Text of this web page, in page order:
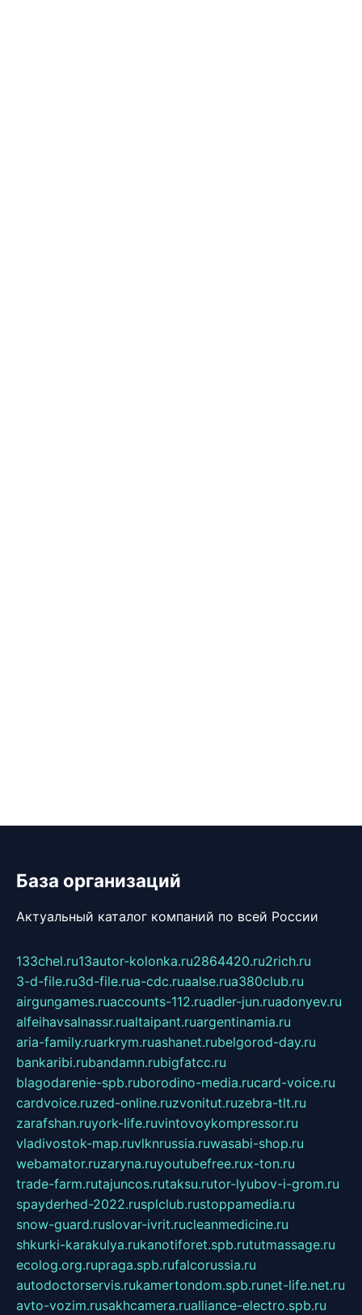
База организаций
Актуальный каталог компаний по всей России
133chel.ru13autor-kolonka.ru2864420.ru2rich.ru
3-d-file.ru3d-file.rua-cdc.ruaalse.rua380club.ru
airgungames.ruaccounts-112.ruadler-jun.ruadonyev.ru
alfeihavsalnassr.rualtaipant.ruargentinamia.ru
aria-family.ruarkrym.ruashanet.rubelgorod-day.ru
bankaribi.rubandamn.rubigfatcc.ru
blagodarenie-spb.ruborodino-media.rucard-voice.ru
cardvoice.ruzed-online.ruzvonitut.ruzebra-tlt.ru
zarafshan.ruyork-life.ruvintovoykompressor.ru
vladivostok-map.ruvlknrussia.ruwasabi-shop.ru
webamator.ruzaryna.ruyoutubefree.rux-ton.ru
trade-farm.rutajuncos.rutaksu.rutor-lyubov-i-grom.ru
spayderhed-2022.rusplclub.rustoppamedia.ru
snow-guard.ruslovar-ivrit.rucleanmedicine.ru
shkurki-karakulya.rukanotiforet.spb.rututmassage.ru
ecolog.org.rupraga.spb.rufalcorussia.ru
autodoctorservis.rukamertondom.spb.runet-life.net.ru
avto-vozim.rusakhcamera.rualliance-electro.spb.ru